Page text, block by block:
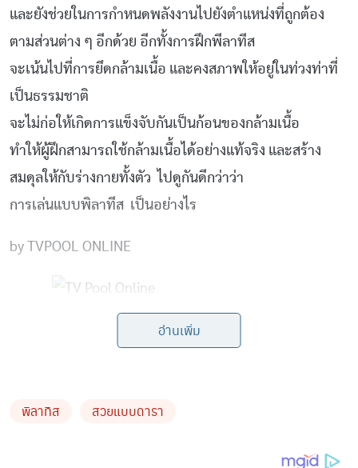
และยังช่วยในการกำหนดพลังงานไปยังตำแหน่งที่ถูกต้อง
ตามส่วนต่าง ๆ อีกด้วย อีกทั้งการฝึกพีลาทีส
จะเน้นไปที่การยึดกล้ามเนื้อ และคงสภาพให้อยู่ในท่วงท่าที่
เป็นธรรมชาติ
จะไม่ก่อให้เกิดการแข็งจับกันเป็นก้อนของกล้ามเนื้อ
ทำให้ผู้ฝึกสามารถใช้กล้ามเนื้อได้อย่างแท้จริง และสร้าง
สมดุลให้กับร่างกายทั้งตัว ไปดูกันดีกว่าว่า
การเล่นแบบพิลาทีส เป็นอย่างไร
by TVPOOL ONLINE
อ่านเพิ่ม
พิลาทิส สวยแบบดารา